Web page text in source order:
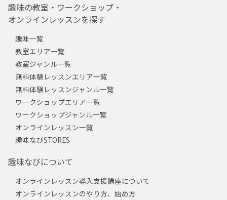
趣味の教室・ワークショップ・
オンラインレッスンを探す
趣味一覧
教室エリア一覧
教室ジャンル一覧
無料体験レッスンエリア一覧
無料体験レッスンジャンル一覧
ワークショップエリア一覧
ワークショップジャンル一覧
オンラインレッスン一覧
趣味なびSTORES
趣味なびについて
オンラインレッスン導入支援講座について
オンラインレッスンのやり方、始め方